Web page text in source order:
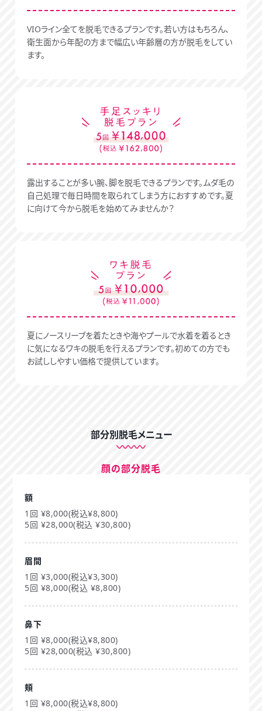
VIOライン全てを脱毛できるプランです。若い方はもちろん、
衛生面から年配の方まで幅広い年齢層の方が脱毛をしてい
ます。
露出することが多い腕、脚を脱毛できるプランです。ムダ毛の
自己処理で毎日時間を取られてしまう方におすすめです。夏
に向けて今から脱毛を始めてみませんか？
夏にノースリーブを着たときや海やプールで水着を着るとき
に気になるワキの脱毛を行えるプランです。初めての方でも
お試ししやすい価格で提供しています。
部分別脱毛メニュー
顔の部分脱毛
額
1回 ¥8,000(税込¥8,800)
5回 ¥28,000(税込 ¥30,800)
眉間
1回 ¥3,000(税込¥3,300)
5回 ¥8,000(税込 ¥8,800)
鼻下
1回 ¥8,000(税込¥8,800)
5回 ¥28,000(税込 ¥30,800)
頬
1回 ¥8,000(税込¥8,800)